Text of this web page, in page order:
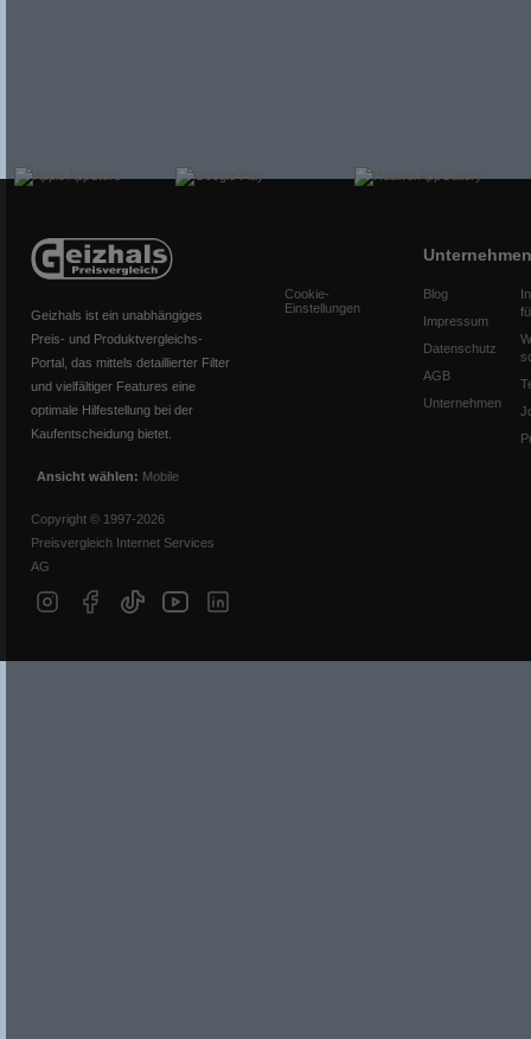
Geizhals ist ein unabhängiges
Preis- und Produktvergleichs-
Portal, das mittels detaillierter Filter
und vielfältiger Features eine
optimale Hilfestellung bei der
Kaufentscheidung bietet.
Ansicht wählen: Mobile
Copyright © 1997-2026
Preisvergleich Internet Services
AG
Cookie-
Einstellungen
Unternehmen
Blog
Impressum
Datenschutz
AGB
Unternehmen